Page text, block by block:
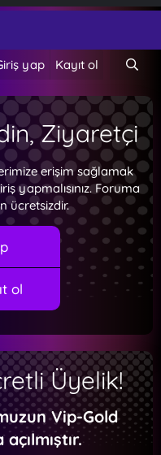
Neler yeni
yap Kayıt ol
Ziyaretçi
erişim sağlamak
yapmalısınız. Foruma
ücretsizdir.
ol
Üyelik!
Vip-Gold